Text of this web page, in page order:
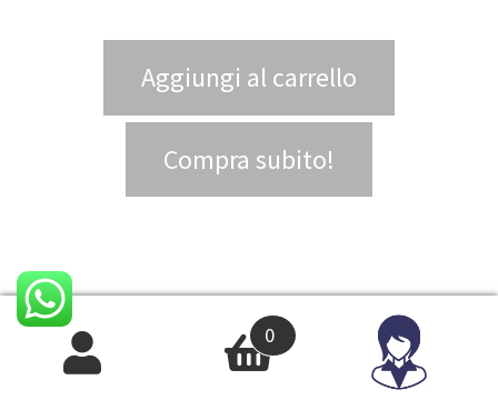
Aggiungi al carrello
Compra subito!
0